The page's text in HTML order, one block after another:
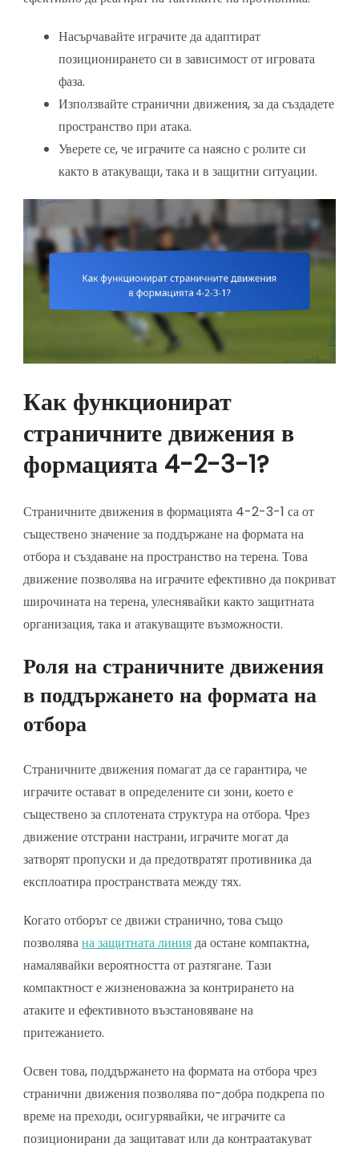
Насърчавайте играчите да адаптират
позиционирането си в зависимост от игровата
фаза.
Използвайте странични движения, за да създадете
пространство при атака.
Уверете се, че играчите са наясно с ролите си
както в атакуващи, така и в защитни ситуации.
Как функционират
страничните движения в
формацията 4-2-3-1?
Страничните движения в формацията 4-2-3-1 са от
съществено значение за поддържане на формата на
отбора и създаване на пространство на терена. Това
движение позволява на играчите ефективно да покриват
широчината на терена, улеснявайки както защитната
организация, така и атакуващите възможности.
Роля на страничните движения
в поддържането на формата на
отбора
Страничните движения помагат да се гарантира, че
играчите остават в определените си зони, което е
съществено за сплотената структура на отбора. Чрез
движение отстрани настрани, играчите могат да
затворят пропуски и да предотвратят противника да
експлоатира пространствата между тях.
Когато отборът се движи странично, това също
позволявана защитната линияда остане компактна,
намалявайки вероятността от разтягане. Тази
компактност е жизненоважна за контрирането на
атаките и ефективното възстановяване на
притежанието.
Освен това, поддържането на формата на отбора чрез
странични движения позволява по-добра подкрепа по
време на преходи, осигурявайки, че играчите са
позиционирани да защитават или да контраатакуват